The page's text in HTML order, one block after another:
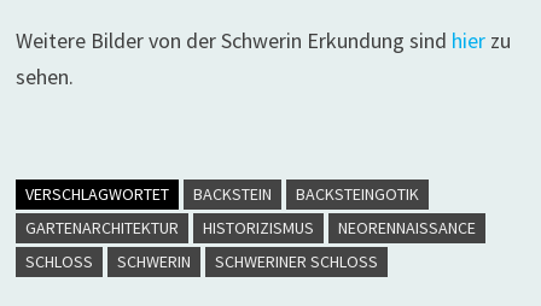
Weitere Bilder von der Schwerin Erkundung sind hierzu
sehen.
VERSCHLAGWORTET BACKSTEIN
BACKSTEINGOTIK
GARTENARCHITEKTUR
HISTORIZISMUS
NEORENNAISSANCE
SCHLOSS
SCHWERIN SCHWERINER SCHLOSS